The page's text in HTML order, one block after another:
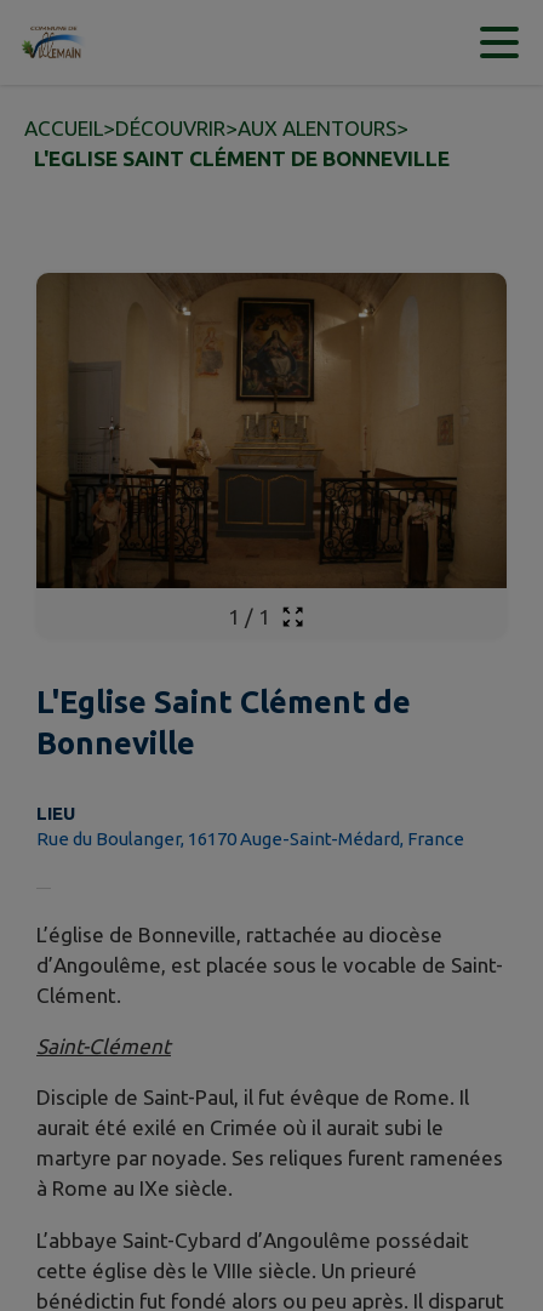
Contenu
ACCUEIL>DÉCOUVRIR>AUX ALENTOURS>
L'EGLISE SAINT CLÉMENT DE BONNEVILLE
1 / 1
L'Eglise Saint Clément de
Bonneville
LIEU
Rue du Boulanger, 16170 Auge-Saint-Médard, France
L’église de Bonneville, rattachée au diocèse
d’Angoulême, est placée sous le vocable de Saint-
Clément.
Saint-Clément
Disciple de Saint-Paul, il fut évêque de Rome. Il
aurait été exilé en Crimée où il aurait subi le
martyre par noyade. Ses reliques furent ramenées
à Rome au IXe siècle.
L’abbaye Saint-Cybard d’Angoulême possédait
cette église dès le VIIIe siècle. Un prieuré
bénédictin fut fondé alors ou peu après. Il disparut